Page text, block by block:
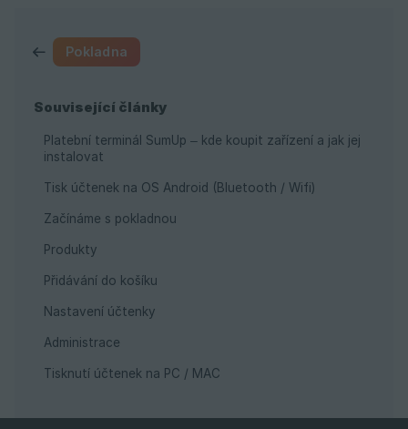
Pokladna
Související články
Platební terminál SumUp – kde koupit zařízení a jak jej
instalovat
Tisk účtenek na OS Android (Bluetooth / Wifi)
Začínáme s pokladnou
Produkty
Přidávání do košíku
Nastavení účtenky
Administrace
Tisknutí účtenek na PC / MAC